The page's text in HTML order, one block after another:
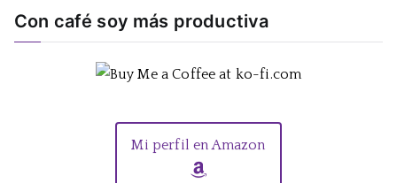
Con café soy más productiva
Mi perfil en Amazon